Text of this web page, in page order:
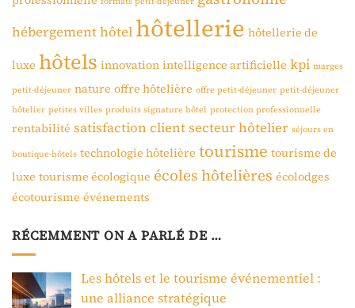
hébergementhôtel hôtellerie hôtellerie de
luxe hôtels innovation intelligence artificielle kpi marges
petit-déjeuner nature offre hôtelière offre petit-déjeuner petit-déjeuner
hôtelier petites villes produits signature hôtel protection professionnelle
rentabilité satisfaction clientsecteur hôtelier séjours en
boutique-hôtels technologie hôtelière tourisme tourisme de
luxe tourisme écologique écoles hôtelières écolodges
écotourisme événements
RÉCEMMENT ON A PARLÉ DE …
Les hôtels et le tourisme événementiel :
une alliance stratégique